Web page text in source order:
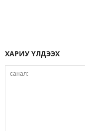
ХАРИУ ҮЛДЭЭХ